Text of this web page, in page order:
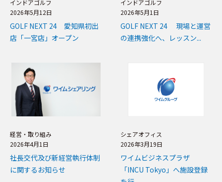
インドアゴルフ
2026年5月12日
GOLF NEXT 24 愛知県初出
店「一宮店」オープン
インドアゴルフ
2026年5月1日
GOLF NEXT 24 現場と運営
の連携強化へ、レッスン...
経営・取り組み
2026年4月1日
社長交代及び新経営執行体制
に関するお知らせ
シェアオフィス
2026年3月19日
ワイムビジネスプラザ
「INCU Tokyo」へ施設登録